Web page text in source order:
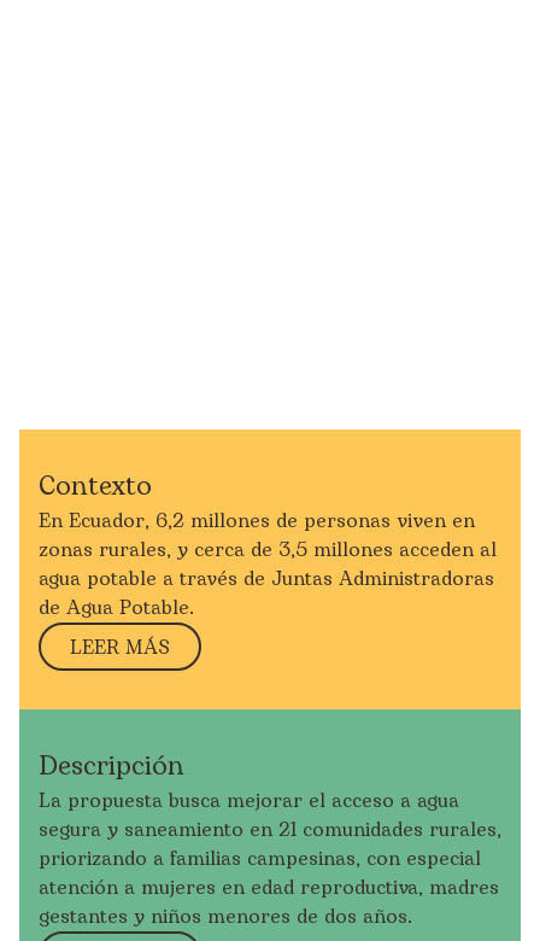
Contexto
En Ecuador, 6,2 millones de personas viven en
zonas rurales, y cerca de 3,5 millones acceden al
agua potable a través de Juntas Administradoras
de Agua Potable.
LEER MÁS
Descripción
La propuesta busca mejorar el acceso a agua
segura y saneamiento en 21 comunidades rurales,
priorizando a familias campesinas, con especial
atención a mujeres en edad reproductiva, madres
gestantes y niños menores de dos años.